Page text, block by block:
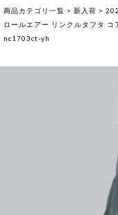
商品カテゴリ一覧 > 新入荷 >
ロールエアー リンクルタフタ
nc1703ct-yh